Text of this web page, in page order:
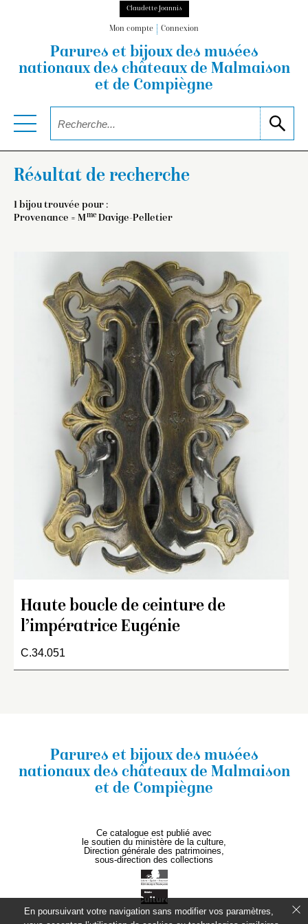
Claudette Joannis
Mon compte Connexion
Parures et bijoux des musées
nationauxdes châteaux de Malmaison
et de Compiègne
Résultat de recherche
1 bijou trouvée pour :
Provenance = Mme Davige-Pelletier
Haute boucle de ceinture de
l’impératrice Eugénie
C.34.051
Parures et bijoux des musées
nationauxdes châteaux de Malmaison
et de Compiègne
Ce catalogue est publié avec
le soutien du ministère de la culture,
Direction générale des patrimoines,
sous-direction des collections
En poursuivant votre navigation sans modifier vos paramètres,